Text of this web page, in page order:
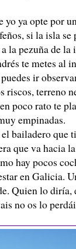
ya opte por
si la isla se
la pezuña de la
te metes al
ir
terreno
poco rato te
empinadas.
bailadero que
que va hacia
hay pocos
en Galicia.
Quien lo diría,
no os lo